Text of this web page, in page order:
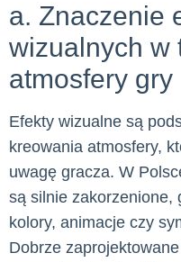
a. Znaczenie
wizualnych w
atmosfery gry
Efekty wizualne są
kreowania atmosfery,
uwagę gracza. W
są silnie zakorzenione,
kolory, animacje czy
Dobrze